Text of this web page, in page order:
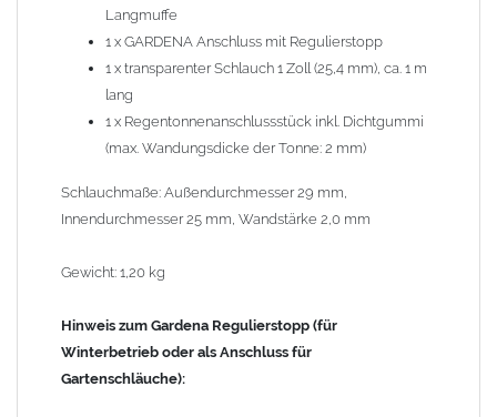
Adapter Nr. 2921benötigt (Adapter ist nicht enthalten).
Überwurfmutter leicht zu lösen und den Regulierstopp
RHEINZINK Regensammlerwurde entwickelt, um
Regenwassereinfach und effektiv aufzufangen. Überlaufende
Langmuffe
1 x GARDENA Anschluss mit Regulierstopp
1 x transparenter Schlauch 1 Zoll (25,4 mm), ca. 1 m
lang
1 x Regentonnenanschlussstück inkl. Dichtgummi
(max. Wandungsdicke der Tonne: 2 mm)
Schlauchmaße: Außendurchmesser 29 mm,
Innendurchmesser 25 mm, Wandstärke 2,0 mm
Gewicht: 1,20 kg
Hinweis zum Gardena Regulierstopp (für
Winterbetrieb oder als Anschluss für
Gartenschläuche):